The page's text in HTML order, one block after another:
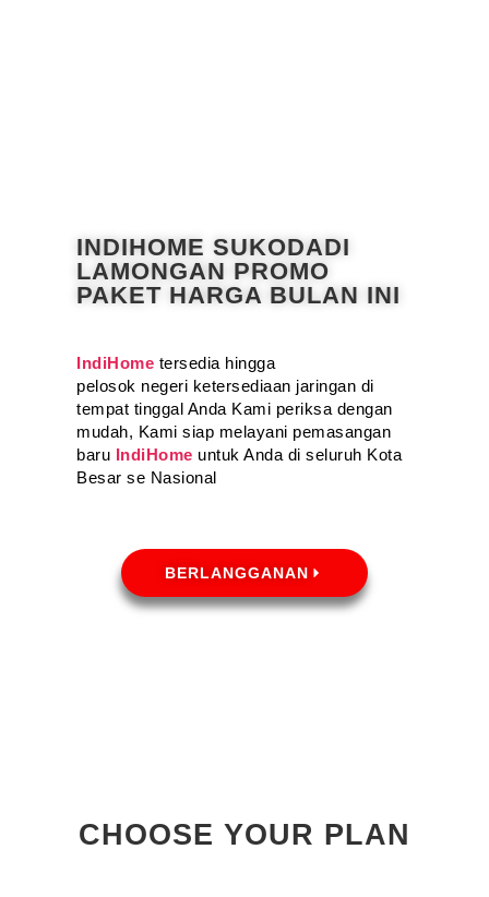
INDIHOME SUKODADI
LAMONGAN PROMO
PAKET HARGA BULAN INI
IndiHome tersedia hingga
pelosok negeri ketersediaan jaringan di
tempat tinggal Anda Kami periksa dengan
mudah, Kami siap melayani pemasangan
baru IndiHome untuk Anda di seluruh Kota
Besar se Nasional
BERLANGGANAN
CHOOSE YOUR PLAN